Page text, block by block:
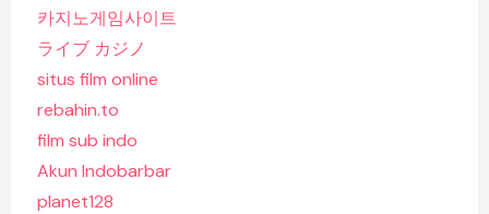
카지노게임사이트
ライブ カジノ
situs film online
rebahin.to
film sub indo
Akun Indobarbar
planet128